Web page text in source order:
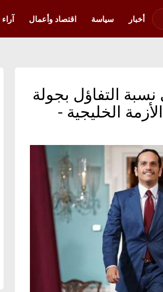
أخبار
سياسة اقتصاد وأعمال
التفاؤل بجولة
الخليجية -